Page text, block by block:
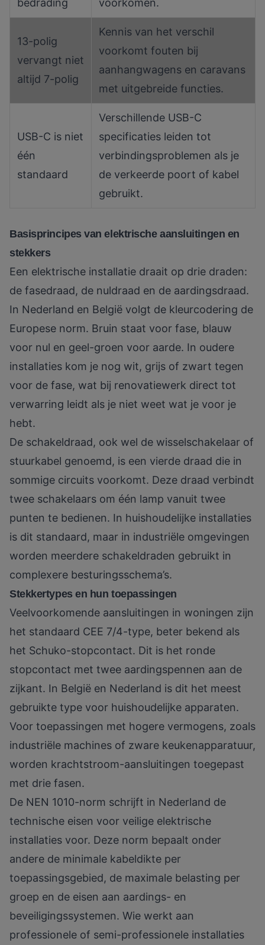
bedrading
voorkomen.
13-polig
vervangt niet
altijd 7-polig
Kennis van het verschil
voorkomt fouten bij
aanhangwagens en caravans
met uitgebreide functies.
USB-C is niet
één
standaard
Verschillende USB-C
specificaties leiden tot
verbindingsproblemen als je
de verkeerde poort of kabel
gebruikt.
Basisprincipes van elektrische aansluitingen en
stekkers
Een elektrische installatie draait op drie draden:
de fasedraad, de nuldraad en de aardingsdraad.
In Nederland en België volgt de kleurcodering de
Europese norm. Bruin staat voor fase, blauw
voor nul en geel-groen voor aarde. In oudere
installaties kom je nog wit, grijs of zwart tegen
voor de fase, wat bij renovatiewerk direct tot
verwarring leidt als je niet weet wat je voor je
hebt.
De schakeldraad, ook wel de wisselschakelaar of
stuurkabel genoemd, is een vierde draad die in
sommige circuits voorkomt. Deze draad verbindt
twee schakelaars om één lamp vanuit twee
punten te bedienen. In huishoudelijke installaties
is dit standaard, maar in industriële omgevingen
worden meerdere schakeldraden gebruikt in
complexere besturingsschema’s.
Stekkertypes en hun toepassingen
Veelvoorkomende aansluitingen in woningen zijn
het standaard CEE 7/4-type, beter bekend als
het Schuko-stopcontact. Dit is het ronde
stopcontact met twee aardingspennen aan de
zijkant. In België en Nederland is dit het meest
gebruikte type voor huishoudelijke apparaten.
Voor toepassingen met hogere vermogens, zoals
industriële machines of zware keukenapparatuur,
worden krachtstroom-aansluitingen toegepast
met drie fasen.
De NEN 1010-norm schrijft in Nederland de
technische eisen voor veilige elektrische
installaties voor. Deze norm bepaalt onder
andere de minimale kabeldikte per
toepassingsgebied, de maximale belasting per
groep en de eisen aan aardings- en
beveiligingssystemen. Wie werkt aan
professionele of semi-professionele installaties